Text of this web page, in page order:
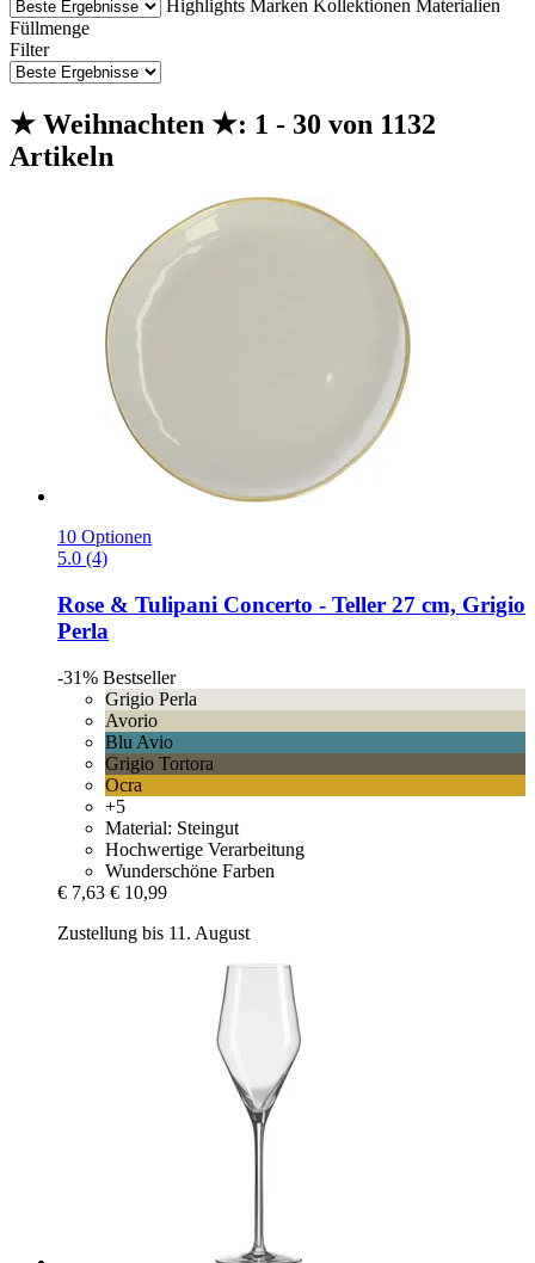
Highlights Marken Kollektionen Materialien
Füllmenge
Filter
★ Weihnachten ★: 1 - 30 von 1132
Artikeln
10 Optionen
5.0 (4)
Rose & Tulipani Concerto -​ Teller 27 cm, Grigio
Perla
-31% Bestseller
Grigio Perla
Avorio
Blu Avio
Grigio Tortora
Ocra
+5
Material: Steingut
Hochwertige Verarbeitung
Wunderschöne Farben
€ 7,63 € 10,99
Zustellung bis 11. August